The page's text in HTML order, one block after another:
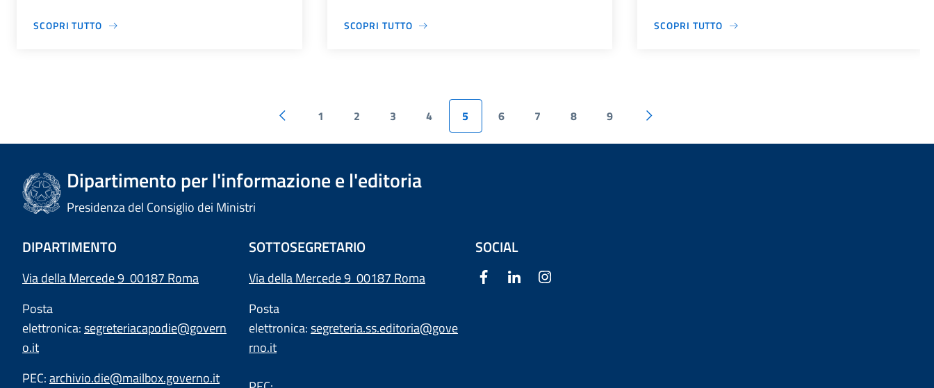
SCOPRI TUTTO SCOPRI TUTTO SCOPRI TUTTO
1 2 3 4 5 6 7 8 9
Dipartimento per l'informazione e l'editoria
Presidenza del Consiglio dei Ministri
DIPARTIMENTO
Via della Mercede 9 00187 Roma
Posta
elettronica:segreteriacapodie@govern
o.it
PEC:archivio.die@mailbox.governo.it
SOTTOSEGRETARIO
Via della Mercede 9 00187 Roma
Posta
elettronica:segreteria.ss.editoria@gove
rno.it
SOCIAL